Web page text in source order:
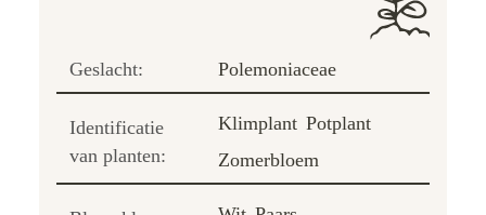
Geslacht: Polemoniaceae
Identificatie
van planten:
Klimplant Potplant
Zomerbloem